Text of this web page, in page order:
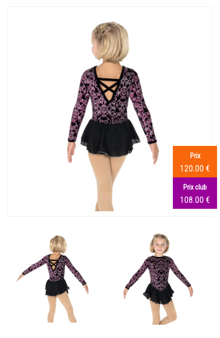
Prix
120.00 €
Prix club
108.00 €